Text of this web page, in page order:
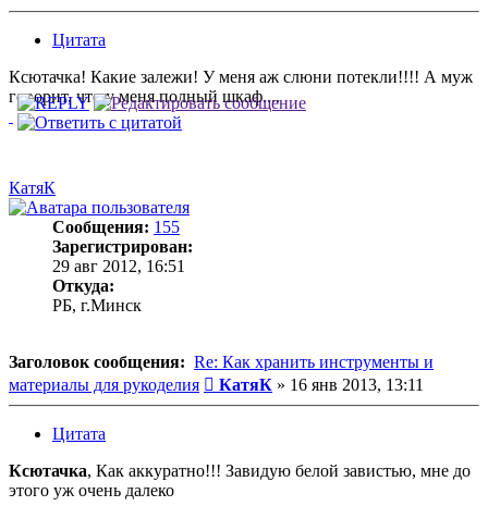
Цитата
Ксютачка! Какие залежи! У меня аж слюни потекли!!!! А муж
говорит, что у меня полный шкаф....
КатяК
Сообщения: 155
Зарегистрирован:
29 авг 2012, 16:51
Откуда:
РБ, г.Минск
Заголовок сообщения: Re: Как хранить инструменты и
материалы для рукоделия
Сообщение
КатяК » 16 янв 2013, 13:11
Цитата
Ксютачка, Как аккуратно!!! Завидую белой завистью, мне до
этого уж очень далеко